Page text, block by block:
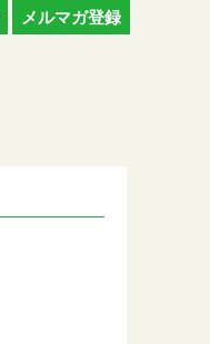
メルマガ登録